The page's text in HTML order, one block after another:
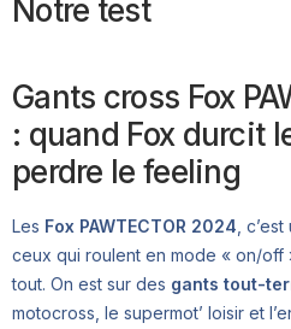
Notre test
Gants cross Fox
: quand Fox durcit
perdre le feeling
Les Fox PAWTECTOR 2024 ,
ceux qui roulent en mode « on/off
tout. On est sur des gants tout-
motocross, le supermot’ loisir et